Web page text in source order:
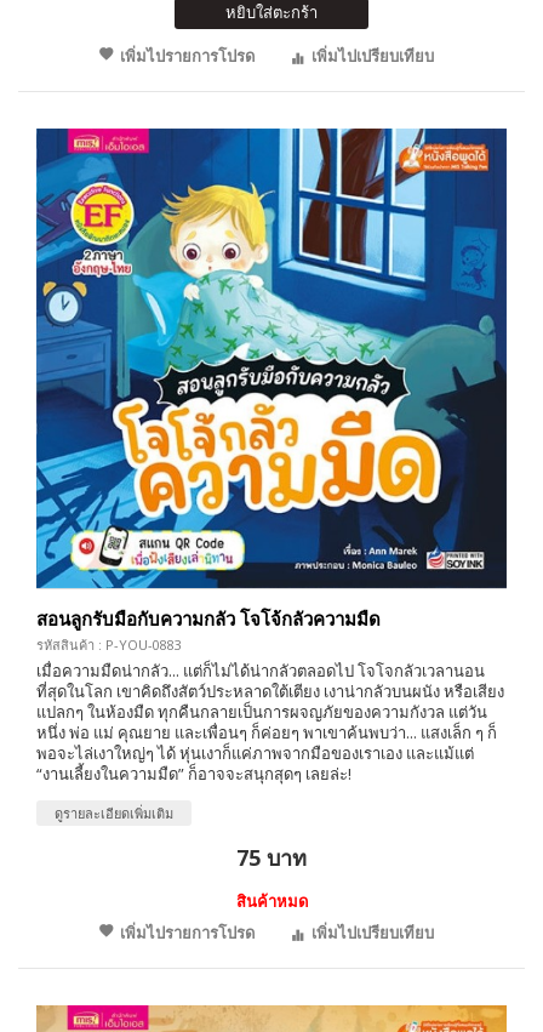
หยิบใส่ตะกร้า
เพิ่มไปรายการโปรด
เพิ่มไปเปรียบเทียบ
สอนลูกรับมือกับความกลัว โจโจ้กลัวความมืด
รหัสสินค้า : P-YOU-0883
เมื่อความมืดน่ากลัว... แต่ก็ไม่ได้น่ากลัวตลอดไป โจโจกลัวเวลานอน
ที่สุดในโลก เขาคิดถึงสัตว์ประหลาดใต้เตียง เงาน่ากลัวบนผนัง หรือเสียง
แปลกๆ ในห้องมืด ทุกคืนกลายเป็นการผจญภัยของความกังวล แต่วัน
หนึ่ง พ่อ แม่ คุณยาย และเพื่อนๆ ก็ค่อยๆ พาเขาค้นพบว่า... แสงเล็ก ๆ ก็
พอจะไล่เงาใหญ่ๆ ได้ หุ่นเงาก็แค่ภาพจากมือของเราเอง และแม้แต่
“งานเลี้ยงในความมืด” ก็อาจจะสนุกสุดๆ เลยล่ะ!
ดูรายละเอียดเพิ่มเติม
75 บาท
สินค้าหมด
เพิ่มไปรายการโปรด
เพิ่มไปเปรียบเทียบ